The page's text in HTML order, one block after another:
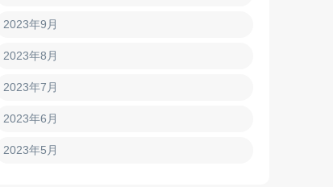
2023年9月
2023年8月
2023年7月
2023年6月
2023年5月